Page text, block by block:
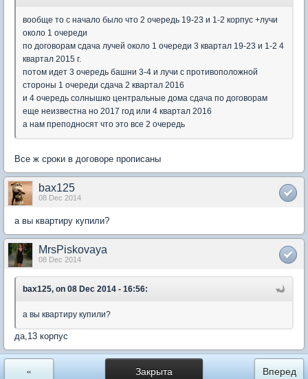
вообще то с начало было что 2 очередь 19-23 и 1-2 корпус +лучи
около 1 очереди
по договорам сдача лучей около 1 очереди 3 квартал 19-23 и 1-2 4
квартал 2015 г.
потом идет 3 очередь башни 3-4 и лучи с противоположной
стороны 1 очереди сдача 2 квартал 2016
и 4 очередь солнышко центральные дома сдача по договорам
еще неизвестна но 2017 год или 4 квартал 2016
а нам преподносят что это все 2 очередь
Все ж сроки в договоре прописаны
bax125
08 Dec 2014
а вы квартиру купили?
MrsPiskovaya
08 Dec 2014
bax125, on 08 Dec 2014 - 16:56:
а вы квартиру купили?
да,13 корпус
Закрыта
«
Вперед